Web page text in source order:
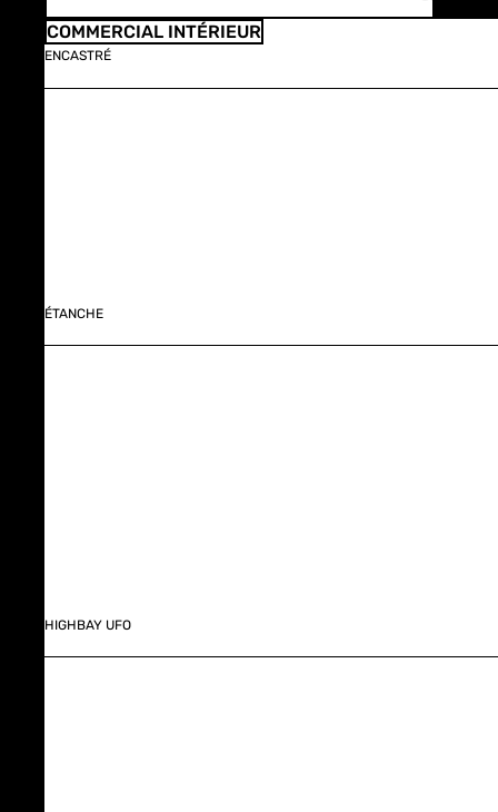
COMMERCIAL INTÉRIEUR
ENCASTRÉ
ÉTANCHE
HIGHBAY UFO